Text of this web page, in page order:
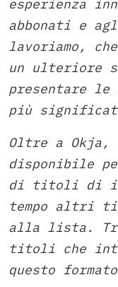
esperienza
abbonati e
lavoriamo,
un ulteriore
presentare le
più
Oltre a Okja,
disponibile
di titoli di
tempo altri
alla lista.
titoli che
questo